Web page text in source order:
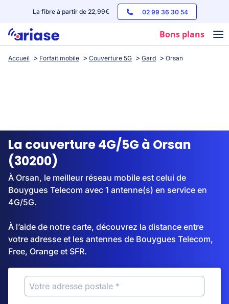
La fibre à partir de 22,99€ 02 99 36 30 54
Bons plans
Box internet
Streaming
Accueil Forfait mobile Couverture 5G Gard Orsan
La couverture 4G/5G à Orsan
(30200)
À Orsan, le meilleur réseau mobile est celui de
Bouygues Telecom avec 1 antenne(s) en service en
4G/5G.
À l’aide de notre carte, découvrez la distance entre
votre adresse et les antennes de Bouygues Telecom,
Free, Orange et SFR.